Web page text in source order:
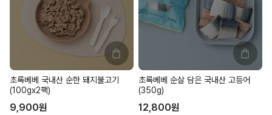
초록베베 국내산 순한 돼지불고기
(100gx2팩)
9,900원
초록베베 순살 담은 국내산 고등어
(350g)
12,800원